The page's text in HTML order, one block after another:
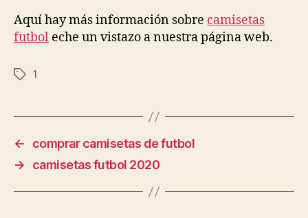
Aquí hay más información sobre camisetas
futbol eche un vistazo a nuestra página web.
Etiquetas
1
←
comprar camisetas de futbol
→
camisetas futbol 2020